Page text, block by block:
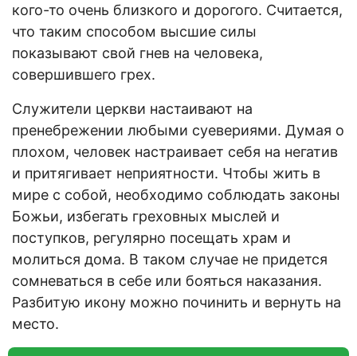
кого-то очень близкого и дорогого. Считается,
что таким способом высшие силы
показывают свой гнев на человека,
совершившего грех.
Служители церкви настаивают на
пренебрежении любыми суевериями. Думая о
плохом, человек настраивает себя на негатив
и притягивает неприятности. Чтобы жить в
мире с собой, необходимо соблюдать законы
Божьи, избегать греховных мыслей и
поступков, регулярно посещать храм и
молиться дома. В таком случае не придется
сомневаться в себе или бояться наказания.
Разбитую икону можно починить и вернуть на
место.